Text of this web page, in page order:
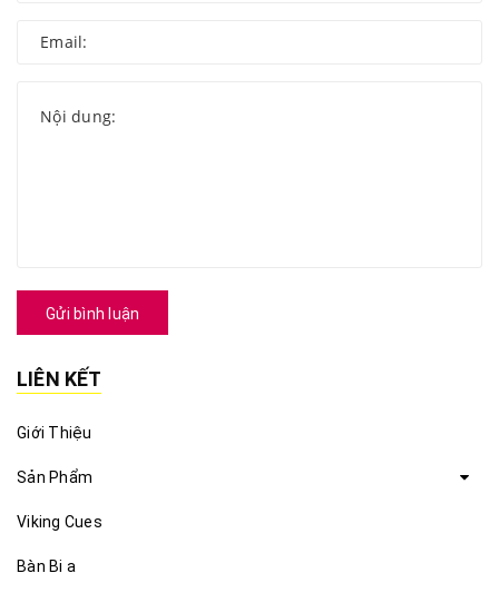
Gửi bình luận
LIÊN KẾT
Giới Thiệu
Sản Phẩm
Viking Cues
Bàn Bi a